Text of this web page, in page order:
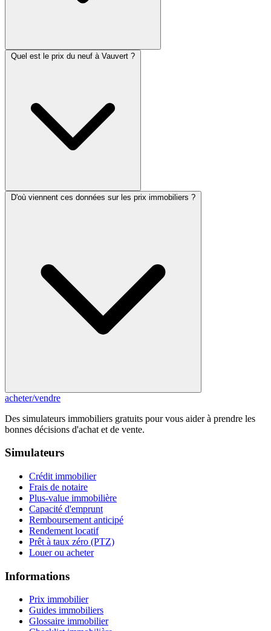
Quel est le prix du neuf à Vauvert ?
D'où viennent ces données sur les prix immobiliers ?
acheter/vendre
Des simulateurs immobiliers gratuits pour vous aider à prendre les
bonnes décisions d'achat et de vente.
Simulateurs
Crédit immobilier
Frais de notaire
Plus-value immobilière
Capacité d'emprunt
Remboursement anticipé
Rendement locatif
Prêt à taux zéro (PTZ)
Louer ou acheter
Informations
Prix immobilier
Guides immobiliers
Glossaire immobilier